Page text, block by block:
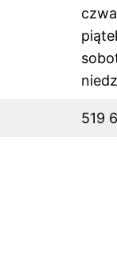
519